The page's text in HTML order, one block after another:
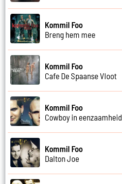
Kommil Foo
Breng hem mee
Kommil Foo
Cafe De Spaanse Vloot
Kommil Foo
Cowboy in eenzaamheid
Kommil Foo
Dalton Joe